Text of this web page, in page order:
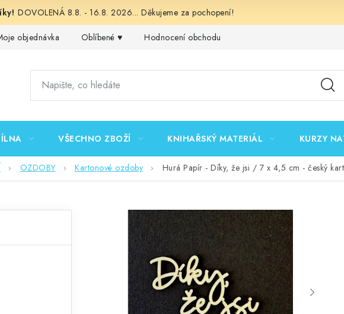
DOVOLENÁ 8.8. - 16.8. 2026... Děkujeme za pochopení!
objednávka Oblíbené ♥️ Hodnocení obchodu
VŠECHNO ZBOŽÍ KNIHAŘSKÝ MATERIÁL KURZY
OZDOBY Kartonové ozdoby Hurá Papír - Díky, že jsi / 7 x 4,5 cm - český